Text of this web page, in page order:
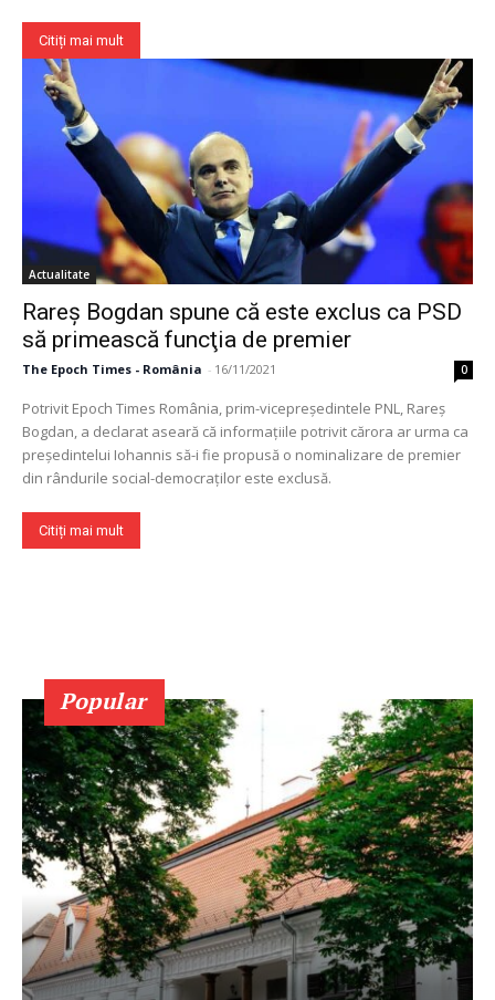
Citiți mai mult
Actualitate
Rareş Bogdan spune că este exclus ca PSD
să primească funcţia de premier
The Epoch Times - România - 16/11/2021 0
Potrivit Epoch Times România, prim-vicepreşedintele PNL, Rareş
Bogdan, a declarat aseară că informaţiile potrivit cărora ar urma ca
preşedintelui Iohannis să-i fie propusă o nominalizare de premier
din rândurile social-democraţilor este exclusă.
Citiți mai mult
Popular